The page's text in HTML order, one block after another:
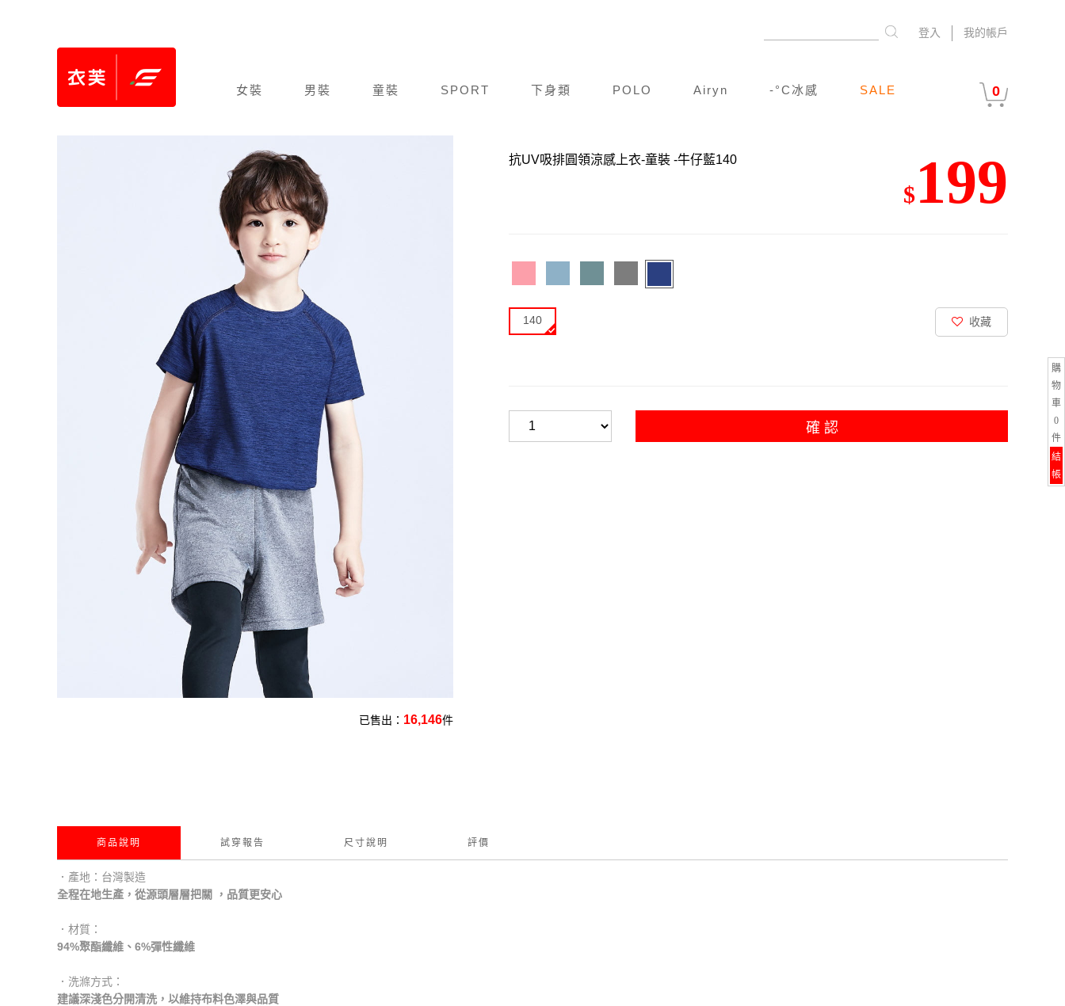
我的帳戶
登入
女裝 男裝 童裝 SPORT 下身類 POLO Airyn -°C冰感 SALE 0
購
物
車
0
件
結
帳
已售出： 16,146件
抗UV吸排圓領涼感上衣-童裝 -牛仔藍140
$199
140 收藏
確 認
商品說明 試穿報告 尺寸說明 評價
．產地：台灣製造
全程在地生產，從源頭層層把關 ，品質更安心
．材質：
94%聚酯纖維、6%彈性纖維
．洗滌方式：
建議深淺色分開清洗，以維持布料色澤與品質